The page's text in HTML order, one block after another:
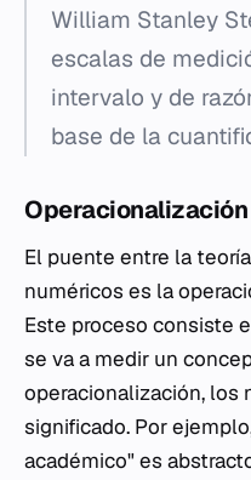
William Stanley
escalas de
intervalo y de
base de la
El puente entre la
numéricos es la
Este proceso consiste
se va a medir un
operacionalización, los
significado. Por
académico" es